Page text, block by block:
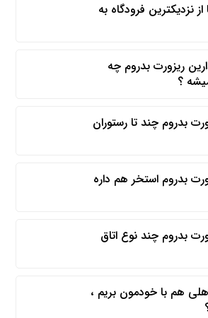
نزدیکترین فرودگاه به
ریزورت بدروم چه
؟
بدروم چند تا رستوران
بدروم استخر هم داره
بدروم چند نوع اتاق
هم با خودمون بریم ،